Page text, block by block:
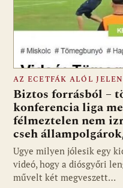
AZ ECETFÁK ALÓL
Biztos forrásból –
konferencia liga
félmeztelen nem
cseh
Ugye milyen jólesik egy
videó, hogy a diósgyőri
művelt két megveszett…